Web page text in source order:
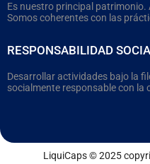
Es nuestro principal
Somos coherentes con las
RESPONSABILIDAD
Desarrollar actividades bajo la
socialmente responsable con la
LiquiCaps © 2025